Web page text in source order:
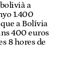
a
1.400
a Bolívia
400 euros
8 hores de